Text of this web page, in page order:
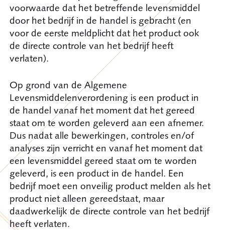
voorwaarde dat het betreffende levensmiddel
door het bedrijf in de handel is gebracht (en
voor de eerste meldplicht dat het product ook
de directe controle van het bedrijf heeft
verlaten).
Op grond van de Algemene
Levensmiddelenverordening is een product in
de handel vanaf het moment dat het gereed
staat om te worden geleverd aan een afnemer.
Dus nadat alle bewerkingen, controles en/of
analyses zijn verricht en vanaf het moment dat
een levensmiddel gereed staat om te worden
geleverd, is een product in de handel. Een
bedrijf moet een onveilig product melden als het
product niet alleen gereedstaat, maar
daadwerkelijk de directe controle van het bedrijf
heeft verlaten.